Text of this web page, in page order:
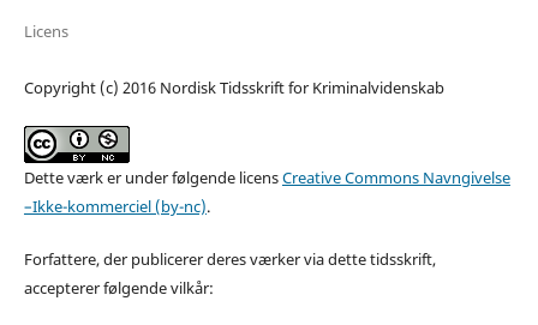
Licens
Copyright (c) 2016 Nordisk Tidsskrift for Kriminalvidenskab
Dette værk er under følgende licensCreative Commons Navngivelse
–Ikke-kommerciel (by-nc).
Forfattere, der publicerer deres værker via dette tidsskrift,
accepterer følgende vilkår: